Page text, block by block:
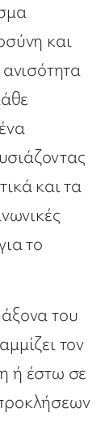
και
και τα
το
του
τον
ή έστω σε